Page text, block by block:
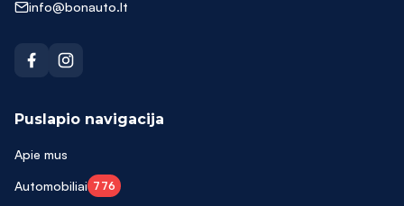
info@bonauto.lt
Puslapio navigacija
Apie mus
Automobiliai 776